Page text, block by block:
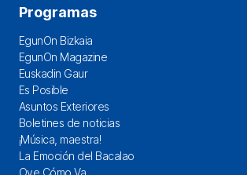
Programas
EgunOn Bizkaia
EgunOn Magazine
Euskadin Gaur
Es Posible
Asuntos Exteriores
Boletines de noticias
¡Música, maestra!
La Emoción del Bacalao